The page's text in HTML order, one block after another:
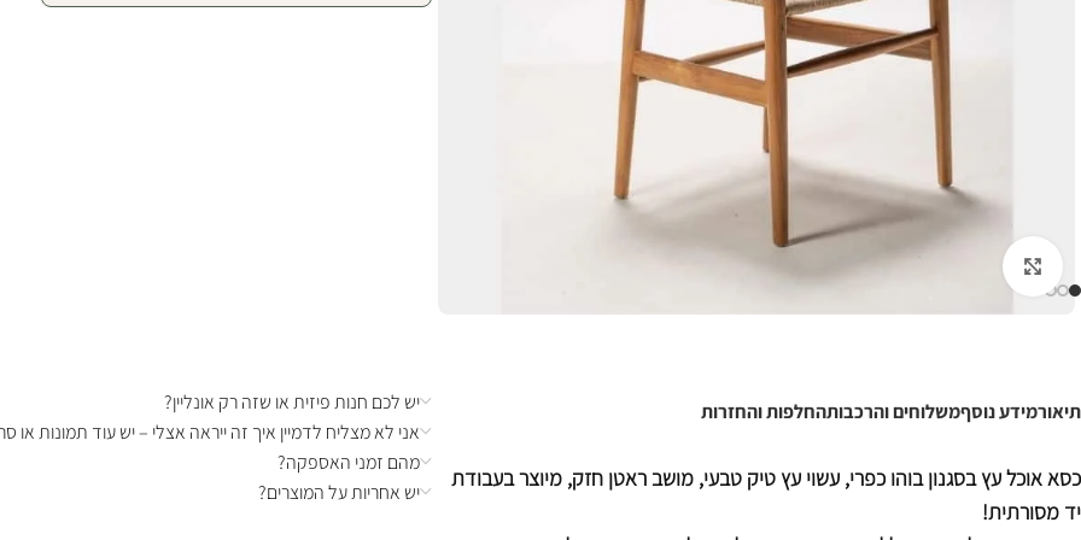
לחצו להגדלה
תיאורמידע נוסףמשלוחים והרכבותהחלפות והחזרות
כסא אוכל עץ בסגנון בוהו כפרי, עשוי עץ טיק טבעי, מושב ראטן חזק, מיוצר בעבודת
יד מסורתית!
יש לכם חנות פיזית או שזה רק אונליין?
אני לא מצליח לדמיין איך זה ייראה אצלי – יש עוד תמונות או
מהם זמני האספקה?
יש אחריות על המוצרים?